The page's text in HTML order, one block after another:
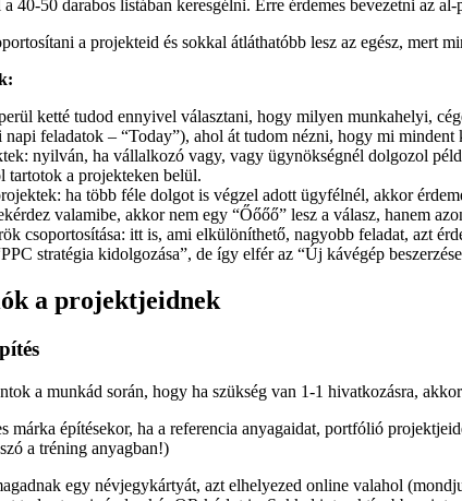
40-50 darabos listában keresgélni. Erre érdemes bevezetni az al-
a projekteid és sokkal átláthatóbb lesz az egész, mert
ketté tudod ennyivel választani, hogy milyen munkahelyi,
feladatok – “Today”), ahol át tudom nézni, hogy mi
nyilván, ha vállalkozó vagy, vagy ügynökségnél dolgozol
tartotok a projekteken belül.
ha több féle dolgot is végzel adott ügyfélnél, akkor
valamibe, akkor nem egy “Őőőő” lesz a válasz, hanem
csoportosítása: itt is, ami elkülöníthető, nagyobb feladat, azt
stratégia kidolgozása”, de így elfér az “Új kávégép
a projektjeidnek
a munkád során, hogy ha szükség van 1-1 hivatkozásra,
márka építésekor, ha a referencia anyagaidat, portfólió
a tréning anyagban!)
egy névjegykártyát, azt elhelyezed online valahol